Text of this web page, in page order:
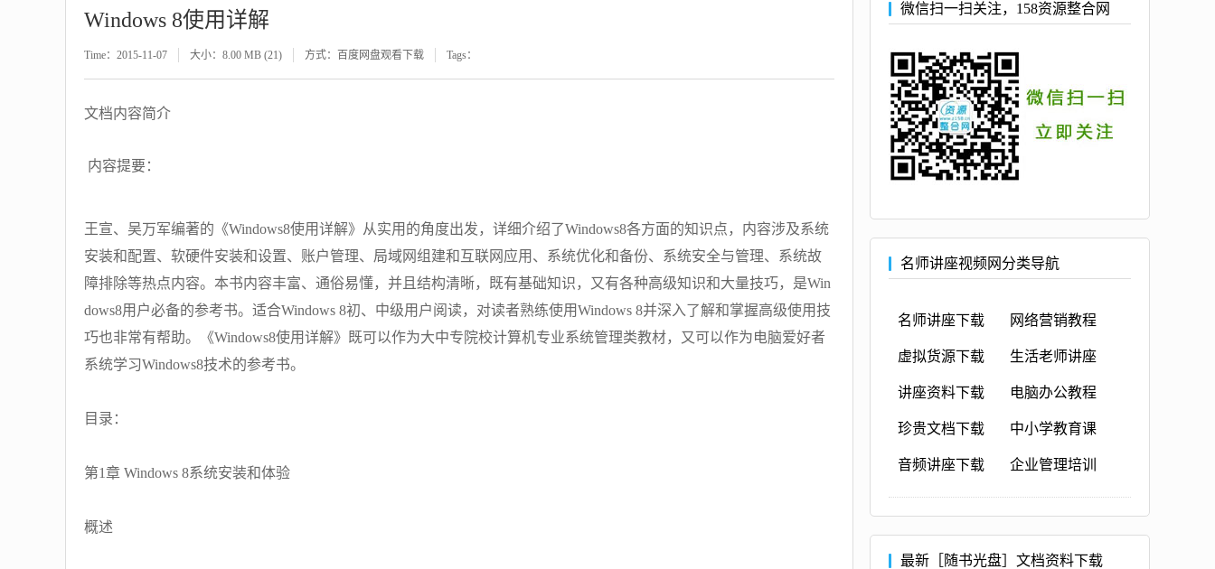
Windows 8使用详解
Time：2015-11-07 大小：8.00 MB (21) 方式：百度网盘观看下载 Tags：
文档内容简介
内容提要：
王宣、吴万军编著的《Windows8使用详解》从实用的角度出发，详细介绍了Windows8各方面的知识点，内容涉及系统
安装和配置、软硬件安装和设置、账户管理、局域网组建和互联网应用、系统优化和备份、系统安全与管理、系统故
障排除等热点内容。本书内容丰富、通俗易懂，并且结构清晰，既有基础知识，又有各种高级知识和大量技巧，是Win
dows8用户必备的参考书。适合Windows 8初、中级用户阅读，对读者熟练使用Windows 8并深入了解和掌握高级使用技
巧也非常有帮助。《Windows8使用详解》既可以作为大中专院校计算机专业系统管理类教材，又可以作为电脑爱好者
系统学习Windows8技术的参考书。
目录：
第1章 Windows 8系统安装和体验
概述
微信扫一扫关注，158资源整合网
名师讲座视频网分类导航
名师讲座下载 网络营销教程
虚拟货源下载 生活老师讲座
讲座资料下载 电脑办公教程
珍贵文档下载 中小学教育课
音频讲座下载 企业管理培训
最新［随书光盘］文档资料下载